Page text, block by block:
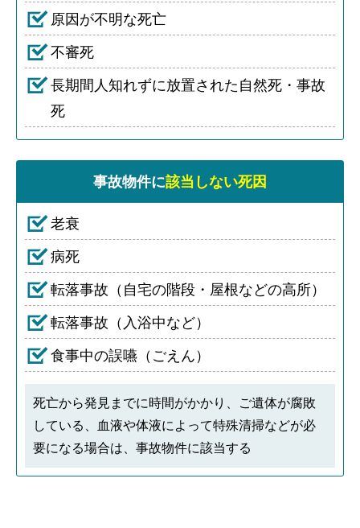
原因が不明な死亡
不審死
長期間人知れずに放置された自然死・事故
死
事故物件に該当しない死因
老衰
病死
転落事故（自宅の階段・屋根などの高所）
転落事故（入浴中など）
食事中の誤嚥（ごえん）
死亡から発見までに時間がかかり、ご遺体が腐敗
している、血液や体液によって特殊清掃などが必
要になる場合は、事故物件に該当する